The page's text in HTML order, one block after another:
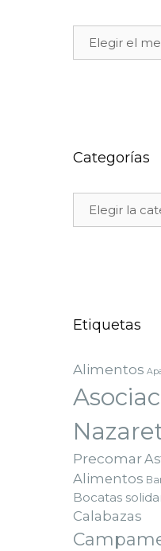
Categorías
Etiquetas
Alimentos
Precomar
Alimentos
Bocatas
Calabazas